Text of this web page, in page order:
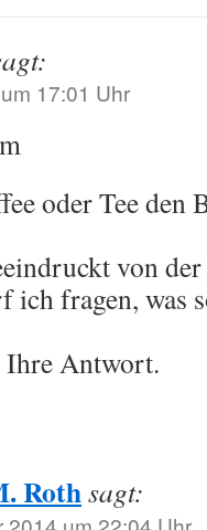
17:01 Uhr
oder Tee den
von der
ich fragen, was
Antwort.
Rothsagt: